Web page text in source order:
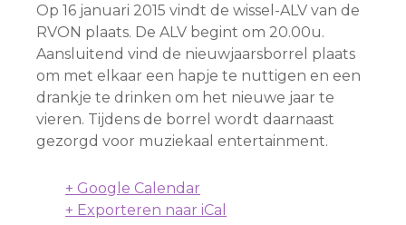
Op 16 januari 2015 vindt de wissel-ALV van de
RVON plaats. De ALV begint om 20.00u.
Aansluitend vind de nieuwjaarsborrel plaats
om met elkaar een hapje te nuttigen en een
drankje te drinken om het nieuwe jaar te
vieren. Tijdens de borrel wordt daarnaast
gezorgd voor muziekaal entertainment.
+ Google Calendar
+ Exporteren naar iCal